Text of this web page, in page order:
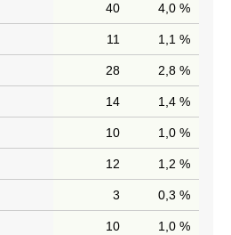
40 4,0 %
11 1,1 %
28 2,8 %
14 1,4 %
10 1,0 %
12 1,2 %
3 0,3 %
10 1,0 %